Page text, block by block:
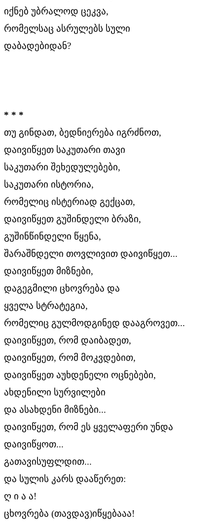
იქნებ უბრალოდ ცეკვა,
რომელსაც ასრულებს სული
დაბადებიდან?
* * *
თუ გინდათ, ბედნიერება იგრძნოთ,
დაივიწყეთ საკუთარი თავი
საკუთარი შეხედულებები,
საკუთარი ისტორია,
რომელიც ისტერიად გექცათ,
დაივიწყეთ გუშინდელი ბრაზი,
გუშინწინდელი წყენა,
შარაშნდელი თოვლივით დაივიწყეთ...
დაივიწყეთ მიზნები,
დაგეგმილი ცხოვრება და
ყველა სტრატეგია,
რომელიც გულმოდგინედ დააგროვეთ...
დაივიწყეთ, რომ დაიბადეთ,
დაივიწყეთ, რომ მოკვდებით,
დაივიწყეთ აუხდენელი ოცნებები,
ახდენილი სურვილები
და ასახდენი მიზნები...
დაივიწყეთ, რომ ეს ყველაფერი უნდა
დაივიწყოთ...
გათავისუფლდით...
და სულის კარს დააწერეთ:
ღ ი ა ა!
ცხოვრება (თავდავ)იწყებააა!